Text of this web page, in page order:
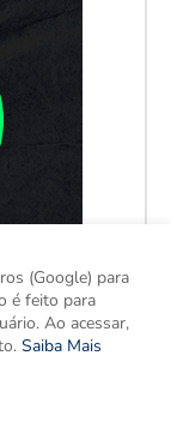
(Google) para
é feito para
Ao acessar,
Saiba Mais